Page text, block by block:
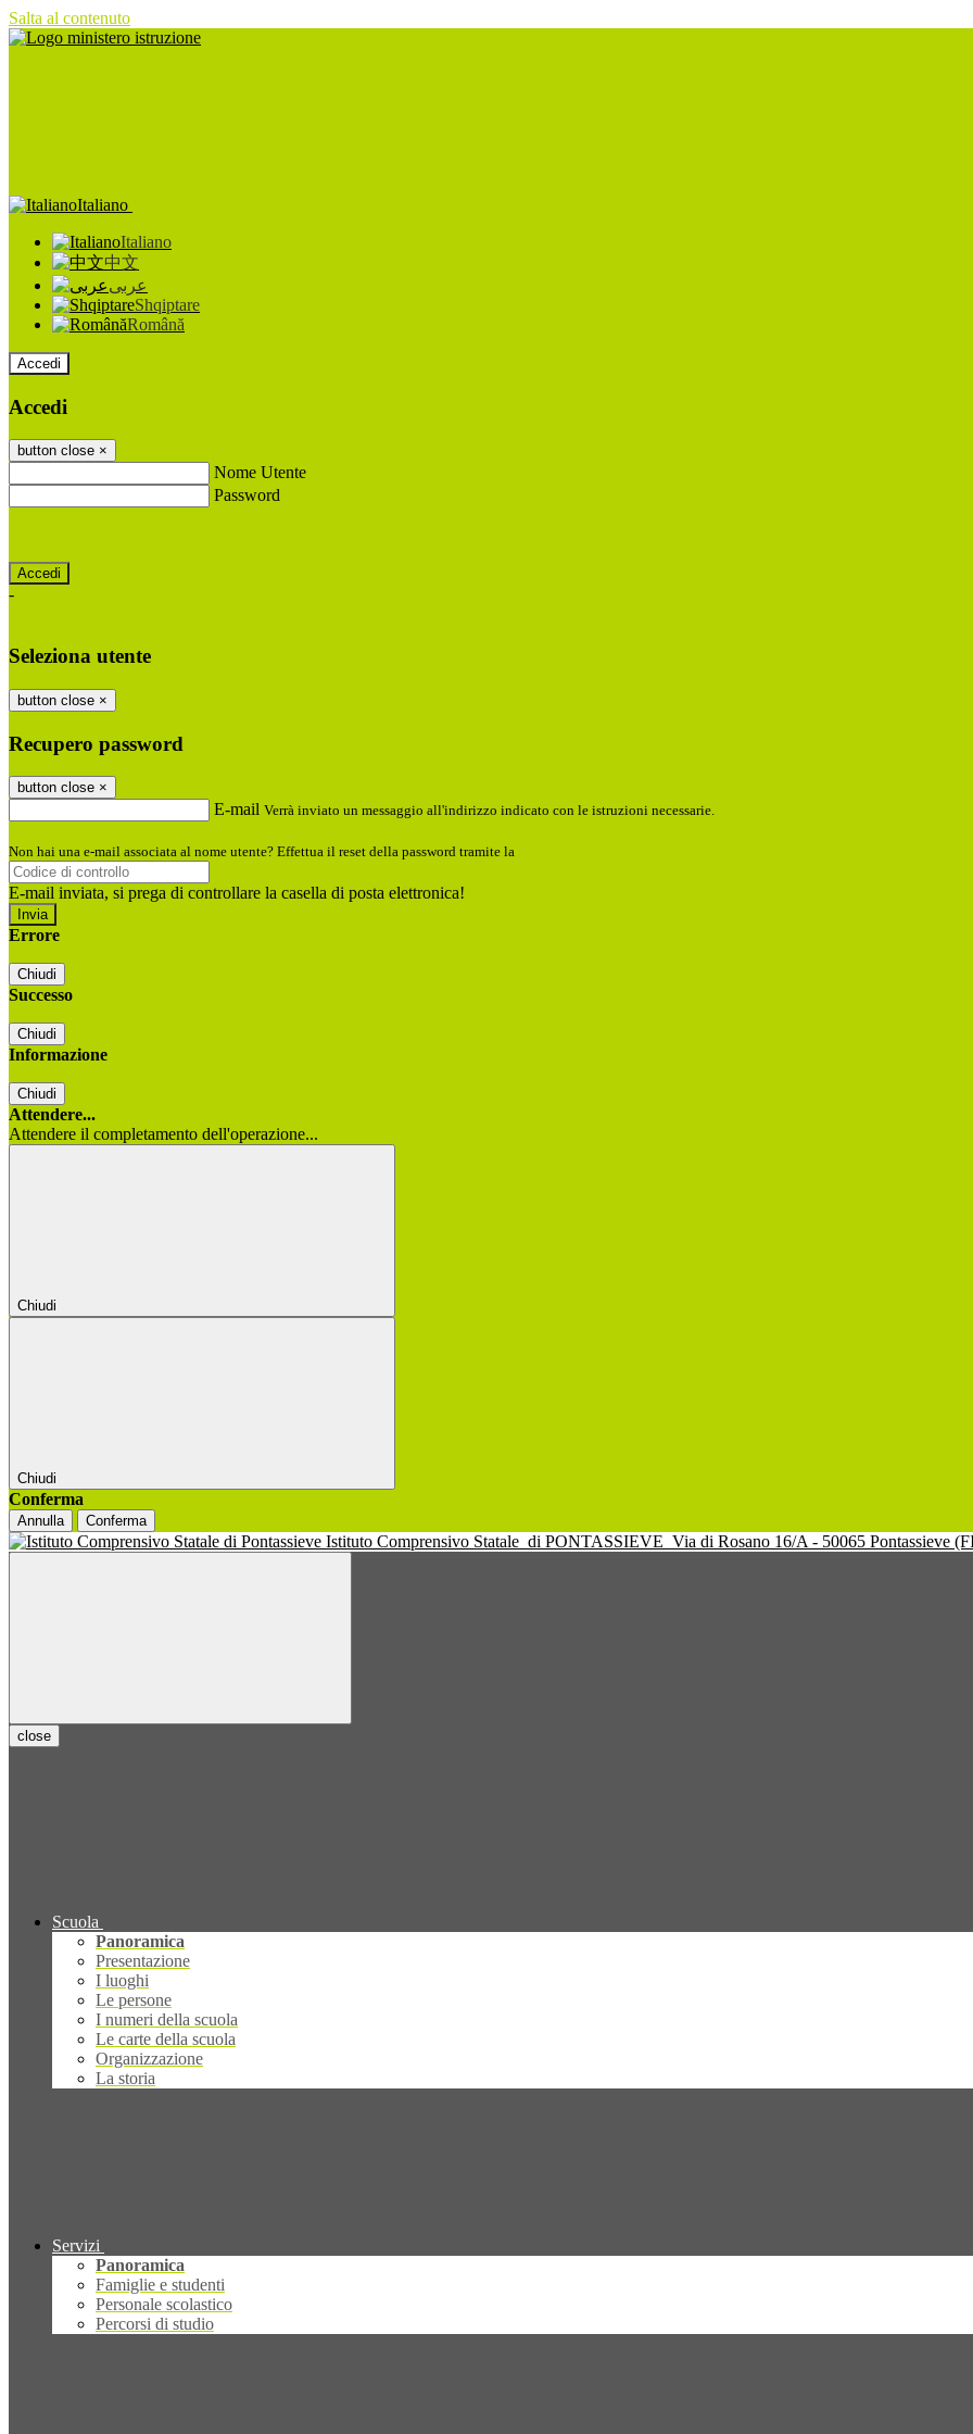
Salta al contenuto
Italiano
Italiano
中文
عربى
Shqiptare
Română
Accedi
Accedi
button close ×
Nome Utente
Password
-
Seleziona utente
button close ×
Recupero password
button close ×
E-mail Verrà inviato un messaggio all'indirizzo indicato con le istruzioni necessarie.
Non hai una e-mail associata al nome utente? Effettua il reset della password tramite la
E-mail inviata, si prega di controllare la casella di posta elettronica!
Errore
Chiudi
Successo
Chiudi
Informazione
Chiudi
Attendere...
Attendere il completamento dell'operazione...
Chiudi
Chiudi
Conferma
Annulla Conferma
Istituto Comprensivo Statale di PONTASSIEVE Via di Rosano 16/A - 50065 Pontassieve
close
Scuola
Panoramica
Presentazione
I luoghi
Le persone
I numeri della scuola
Le carte della scuola
Organizzazione
La storia
Servizi
Panoramica
Famiglie e studenti
Personale scolastico
Percorsi di studio